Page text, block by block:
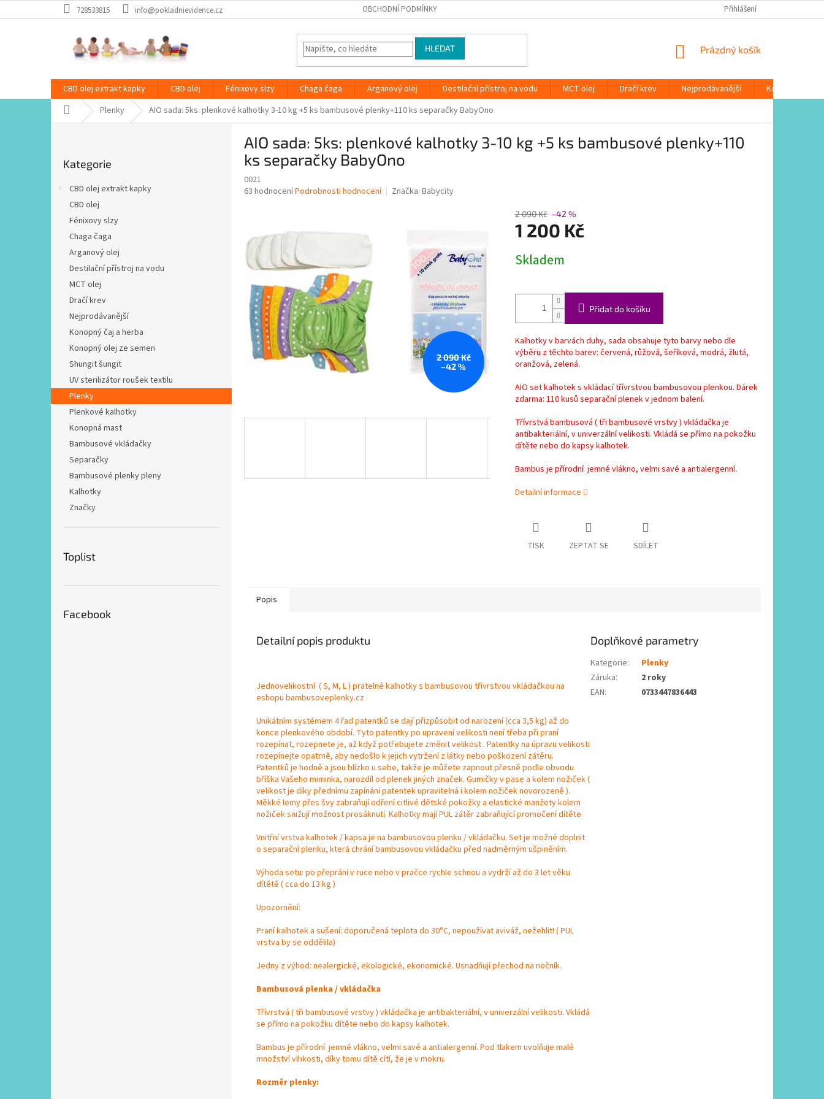
na
728533815 info@pokladnievidence.cz OBCHODNÍ PODMÍNKY Přihlášení
HLEDAT
NÁKUPNÍ
Prázdný košík
CBD olej extrakt kapky CBD olej Fénixovy slzy Chaga čaga Arganový olej Destilační přístroj na vodu MCT olej Dračí krev Nejprodávanější
Konopný čaj a
Domů Plenky AIO sada: 5ks: plenkové kalhotky 3-10 kg +5 ks bambusové plenky+110 ks separačky BabyOno
kategorie
Kategorie
CBD olej extrakt kapky
CBD olej
Fénixovy slzy
Chaga čaga
Arganový olej
Destilační přístroj na vodu
MCT olej
Dračí krev
Nejprodávanější
Konopný čaj a herba
Konopný olej ze semen
Shungit šungit
UV sterilizátor roušek textilu
Plenky
Plenkové kalhotky
Konopná mast
Bambusové vkládačky
Separačky
Bambusové plenky pleny
Kalhotky
Značky
Toplist
Facebook
AIO sada: 5ks: plenkové kalhotky 3-10 kg +5 ks bambusové plenky+110
ks separačky BabyOno
0021
Průměrné
4,3
5
hvězdiček.
63 hodnoceníPodrobnosti hodnocení Značka: Babycity
2 090 Kč
–42 %
2 090 Kč –42 %
1 200 Kč
cena:
Skladem
Přidat do košíku
Kalhotky v barvách duhy, sada obsahuje tyto barvy nebo dle
výběru z těchto barev: červená, růžová, šeříková, modrá, žlutá,
oranžová, zelená.
AIO set kalhotek s vkládací třívrstvou bambusovou plenkou. Dárek
zdarma: 110 kusů separační plenek v jednom balení.
Třívrstvá bambusová ( tři bambusové vrstvy ) vkládačka je
antibakteriální, v univerzální velikosti. Vkládá se přímo na pokožku
dítěte nebo do kapsy kalhotek.
Bambus je přírodní jemné vlákno, velmi savé a antialergenní.
Detailní informace
TISK ZEPTAT SE SDÍLET
Popis
Detailní popis produktu
Jednovelikostní ( S, M, L ) pratelné kalhotky s bambusovou třívrstvou vkládačkou na
eshopu bambusoveplenky.cz
Unikátním systémem 4 řad patentků se dají přizpůsobit od narození (cca 3,5 kg) až do
konce plenkového období. Tyto patentky po upravení velikosti není třeba při praní
rozepínat, rozepnete je, až když potřebujete změnit velikost . Patentky na úpravu velikosti
rozepínejte opatrně, aby nedošlo k jejich vytržení z látky nebo poškození zátěru.
Patentků je hodně a jsou blízko u sebe, takže je můžete zapnout přesně podle obvodu
bříška Vašeho miminka, narozdíl od plenek jiných značek. Gumičky v pase a kolem nožiček (
velikost je díky přednímu zapínání patentek upravitelná i kolem nožiček novorozeně ).
Měkké lemy přes švy zabraňují odření citlivé dětské pokožky a elastické manžety kolem
nožiček snižují možnost prosáknutí. Kalhotky mají PUL zátěr zabraňující promočení dítěte.
Vnitřní vrstva kalhotek / kapsa je na bambusovou plenku / vkládačku. Set je možné doplnit
o separační plenku, která chrání bambusovou vkládačku před nadměrným ušpiněním.
Výhoda setu: po přeprání v ruce nebo v pračce rychle schnou a vydrží až do 3 let věku
dítětě ( cca do 13 kg )
Upozornění:
Praní kalhotek a sušení: doporučená teplota do 30°C, nepoužívat aviváž, nežehlit! ( PUL
vrstva by se oddělila)
Jedny z výhod: nealergické, ekologické, ekonomické. Usnadňují přechod na nočník.
Bambusová plenka / vkládačka
Třívrstvá ( tři bambusové vrstvy ) vkládačka je antibakteriální, v univerzální velikosti. Vkládá
se přímo na pokožku dítěte nebo do kapsy kalhotek.
Bambus je přírodní jemné vlákno, velmi savé a antialergenní. Pod tlakem uvolňuje malé
množství vlhkosti, díky tomu dítě cítí, že je v mokru.
Rozměr plenky:
Doplňkové parametry
Kategorie:
Plenky
Záruka:
2 roky
EAN: 0733447836443